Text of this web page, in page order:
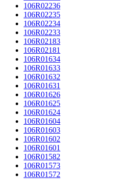
106R02236
106R02235
106R02234
106R02233
106R02183
106R02181
106R01634
106R01633
106R01632
106R01631
106R01626
106R01625
106R01624
106R01604
106R01603
106R01602
106R01601
106R01582
106R01573
106R01572